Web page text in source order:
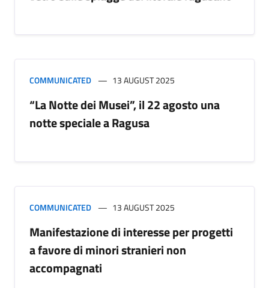
COMMUNICATED 13 AUGUST 2025
“La Notte dei Musei”, il 22 agosto una
notte speciale a Ragusa
COMMUNICATED 13 AUGUST 2025
Manifestazione di interesse per progetti
a favore di minori stranieri non
accompagnati